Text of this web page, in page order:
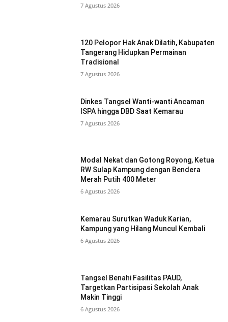
7 Agustus 2026
120 Pelopor Hak Anak Dilatih, Kabupaten
Tangerang Hidupkan Permainan
Tradisional
7 Agustus 2026
Dinkes Tangsel Wanti-wanti Ancaman
ISPA hingga DBD Saat Kemarau
7 Agustus 2026
Modal Nekat dan Gotong Royong, Ketua
RW Sulap Kampung dengan Bendera
Merah Putih 400 Meter
6 Agustus 2026
Kemarau Surutkan Waduk Karian,
Kampung yang Hilang Muncul Kembali
6 Agustus 2026
Tangsel Benahi Fasilitas PAUD,
Targetkan Partisipasi Sekolah Anak
Makin Tinggi
6 Agustus 2026